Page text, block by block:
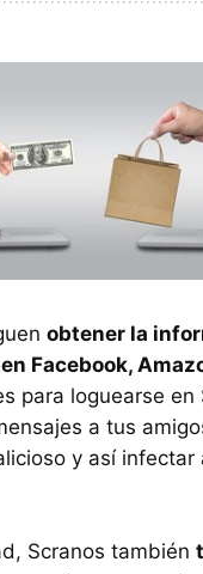
obtener la
Facebook,
para loguearse en
a tus
y así infectar
Scranos también